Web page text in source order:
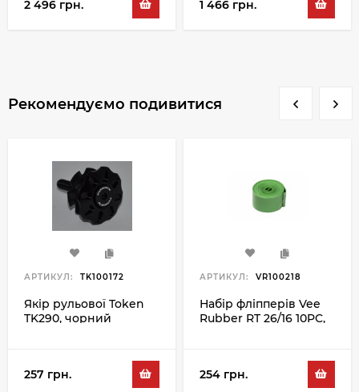
2 496 грн. 1 466 грн.
Рекомендуємо подивитися
АРТИКУЛ: TK100172
Якір рульової Token
TK290, чорний
257 грн.
АРТИКУЛ: VR100218
Набір фліпперів Vee
Rubber RT 26/16 10PC,
254 грн.